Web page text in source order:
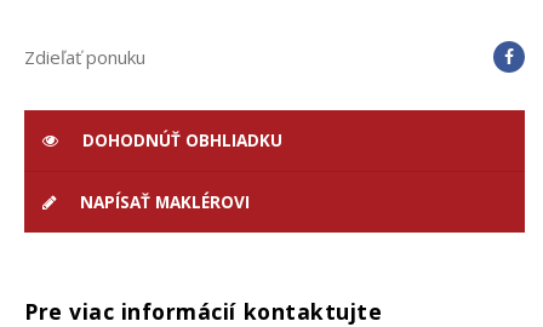
Zdieľať ponuku
DOHODNÚŤ OBHLIADKU
NAPÍSAŤ MAKLÉROVI
Pre viac informácií kontaktujte